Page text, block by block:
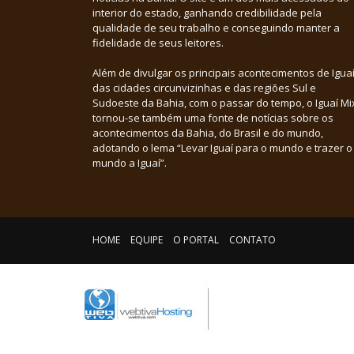
interior do estado, ganhando credibilidade pela
qualidade de seu trabalho e conseguindo manter a
fidelidade de seus leitores.
Além de divulgar os principais acontecimentos de
das cidades circunvizinhas e das regiões Sul e
Sudoeste da Bahia, com o passar do tempo, o Iguaí
tornou-se também uma fonte de notícias sobre os
acontecimentos da Bahia, do Brasil e do mundo,
adotando o lema “Levar Iguaí para o mundo e trazer o
mundo a Iguaí”.
HOME EQUIPE O PORTAL CONTATO